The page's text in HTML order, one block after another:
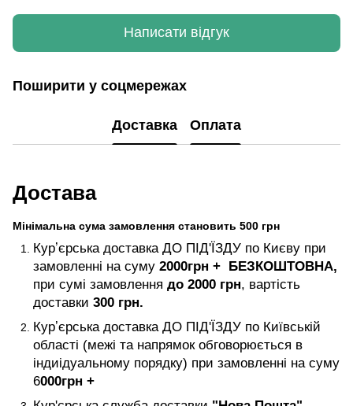
Написати відгук
Поширити у соцмережах
Доставка Оплата
Достава
Мінімальна сума замовлення становить 500 грн
Курʼєрська доставка ДО ПІД'ЇЗДУ по Києву при
замовленні на суму 2000грн + БЕЗКОШТОВНА,
при сумі замовлення до 2000 грн, вартість
доставки 300 грн.
Курʼєрська доставка ДО ПІД'ЇЗДУ по Київській
області (межі та напрямок обговорюється в
індиідуальному порядку) при замовленні на суму
6000грн +